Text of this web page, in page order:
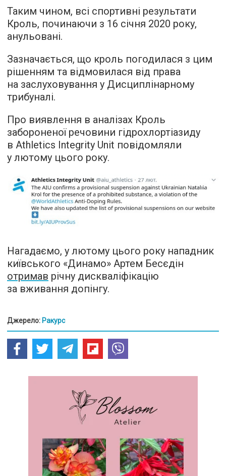
Таким чином, всі спортивні результати
Кроль, починаючи з 16 січня 2020 року,
анульовані.
Зазначається, що кроль погодилася з цим
рішенням та відмовилася від права
на заслуховування у Дисциплінарному
трибуналі.
Про виявлення в аналізах Кроль
забороненої речовини гідрохлортіазиду
в Athletics Integrity Unit повідомляли
у лютому цього року.
Нагадаємо, у лютому цього року нападник
київського «Динамо» Артем Бесєдін
отримав річну дискваліфікацію
за вживання допінгу.
Джерело: Ракурс